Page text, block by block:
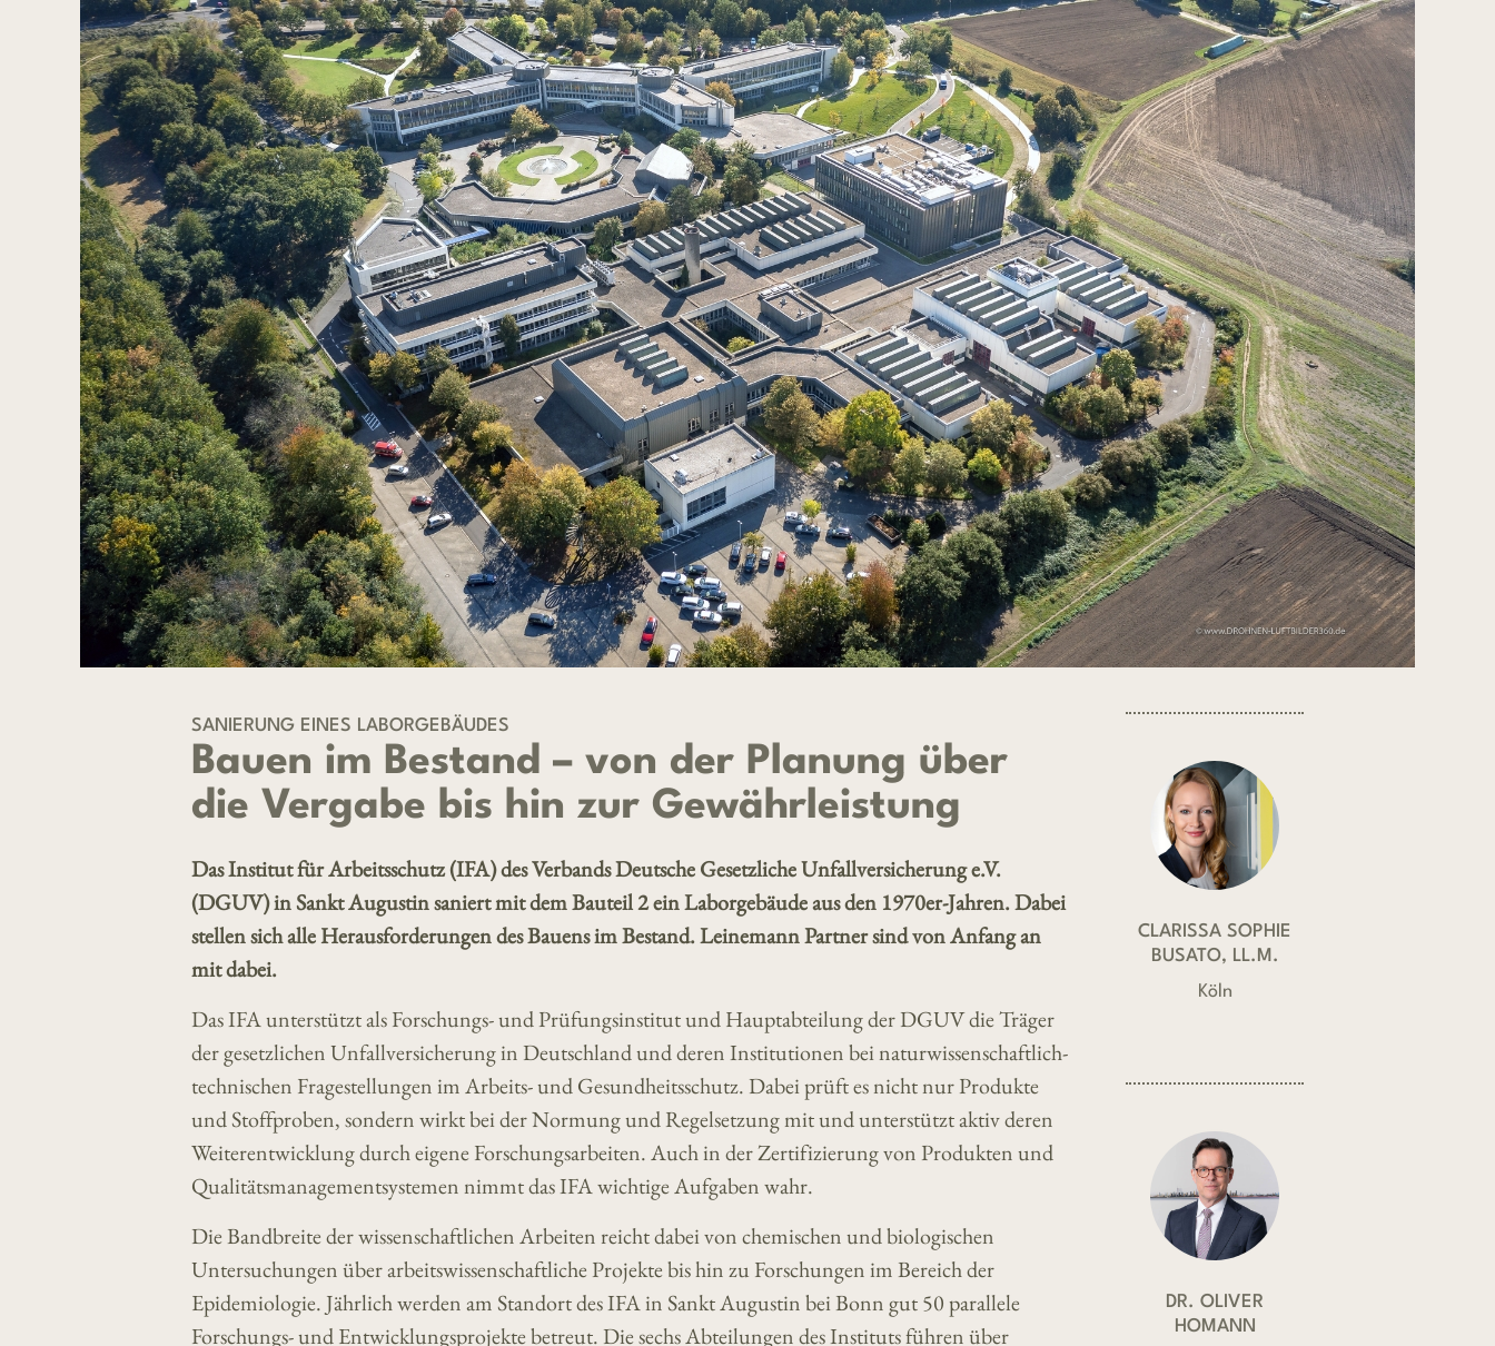
SANIERUNG EINES LABORGEBÄUDES
Bauen im Bestand – von der Planung über
die Vergabe bis hin zur Gewährleistung
Das Institut für Arbeitsschutz (IFA) des Verbands Deutsche Gesetzliche Unfallversicherung e.V.
(DGUV) in Sankt Augustin saniert mit dem Bauteil 2 ein Laborgebäude aus den 1970er-Jahren. Dabei
stellen sich alle Herausforderungen des Bauens im Bestand. Leinemann Partner sind von Anfang an
mit dabei.
Das IFA unterstützt als Forschungs- und Prüfungsinstitut und Hauptabteilung der DGUV die Träger
der gesetzlichen Unfallversicherung in Deutschland und deren Institutionen bei naturwissenschaftlich-
technischen Fragestellungen im Arbeits- und Gesundheitsschutz. Dabei prüft es nicht nur Produkte
und Stoffproben, sondern wirkt bei der Normung und Regelsetzung mit und unterstützt aktiv deren
Weiterentwicklung durch eigene Forschungsarbeiten. Auch in der Zertifizierung von Produkten und
Qualitätsmanagementsystemen nimmt das IFA wichtige Aufgaben wahr.
Die Bandbreite der wissenschaftlichen Arbeiten reicht dabei von chemischen und biologischen
Untersuchungen über arbeitswissenschaftliche Projekte bis hin zu Forschungen im Bereich der
Epidemiologie. Jährlich werden am Standort des IFA in Sankt Augustin bei Bonn gut 50 parallele
Forschungs- und Entwicklungsprojekte betreut. Die sechs Abteilungen des Instituts führen über
CLARISSA SOPHIE
BUSATO, LL.M.
Köln
DR. OLIVER
HOMANN